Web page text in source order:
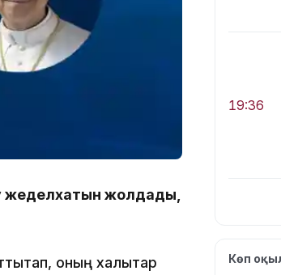
жеделхатын жолдады,
оның халықтар
19:36
19:10
Көп